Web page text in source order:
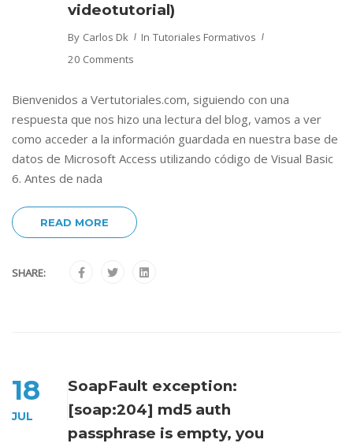
videotutorial)
By Carlos Dk In Tutoriales Formativos
20 Comments
Bienvenidos a Vertutoriales.com, siguiendo con una
respuesta que nos hizo una lectura del blog, vamos a ver
como acceder a la información guardada en nuestra base de
datos de Microsoft Access utilizando código de Visual Basic
6. Antes de nada
READ MORE
SHARE:
18
JUL
SoapFault exception:
[soap:204] md5 auth
passphrase is empty, you